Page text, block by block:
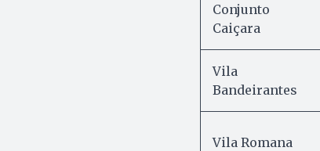
Conjunto
Caiçara
Vila
Bandeirantes
Vila Romana